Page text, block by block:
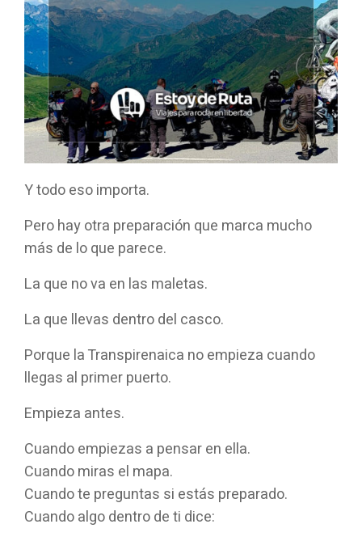
Y todo eso importa.
Pero hay otra preparación que marca mucho
más de lo que parece.
La que no va en las maletas.
La que llevas dentro del casco.
Porque la Transpirenaica no empieza cuando
llegas al primer puerto.
Empieza antes.
Cuando empiezas a pensar en ella.
Cuando miras el mapa.
Cuando te preguntas si estás preparado.
Cuando algo dentro de ti dice: